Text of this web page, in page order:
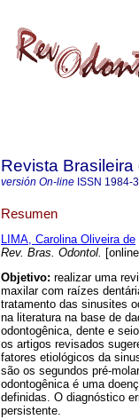
Revista
versión On-line ISSN 1984-
Resumen
LIMA, Carolina Oliveira de
Rev. Bras. Odontol.
Objetivo: realizar uma
maxilar com raízes
tratamento das sinusites
na literatura na base de
odontogênica, dente e
os artigos revisados
fatores etiológicos da
são os segundos pré-
odontogênica é uma
definidas. O diagnóstico
persistente.